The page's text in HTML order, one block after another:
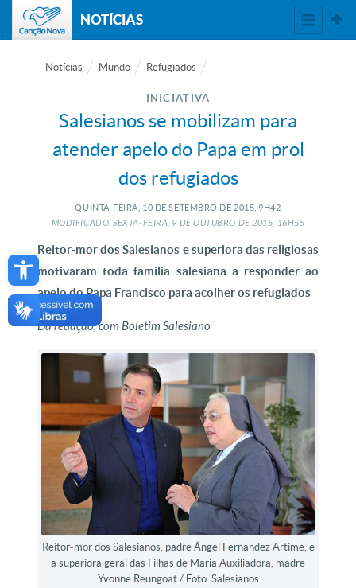
Open toolbar
NOTÍCIAS
Notícias Mundo Refugiados
INICIATIVA
Salesianos se mobilizam para
atender apelo do Papa em prol
dos refugiados
QUINTA-FEIRA, 10 DE SETEMBRO DE 2015, 9H42
MODIFICADO: SEXTA-FEIRA, 9DEOUTUBRO DE2015, 16H55
Reitor-mor dos Salesianos e superiora das religiosas
motivaram toda família salesiana a responder ao
apelo do Papa Francisco para acolher os refugiados
Da redação, com Boletim Salesiano
Reitor-mor dos Salesianos, padre Ángel Fernández Artime, e
a superiora geral das Filhas de Maria Auxiliadora, madre
Yvonne Reungoat / Foto: Salesianos